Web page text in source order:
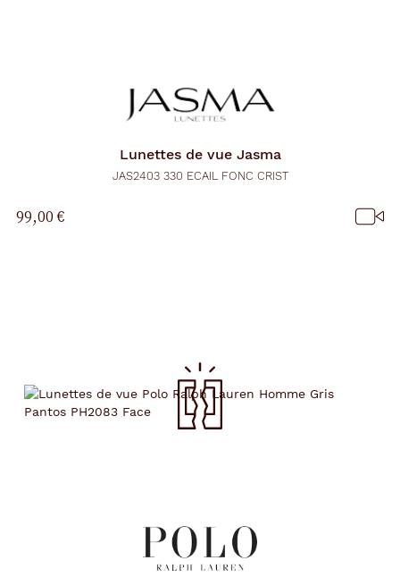
Lunettes de vue Jasma
JAS2403 330 ECAIL FONC CRIST
99,00 €